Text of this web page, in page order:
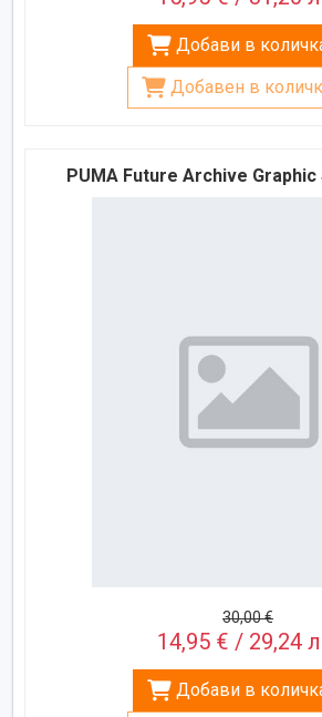
Добави в
Добавен в
PUMA Future Archive Graphic
30,00 €
14,95 € / 29,24
Добави в